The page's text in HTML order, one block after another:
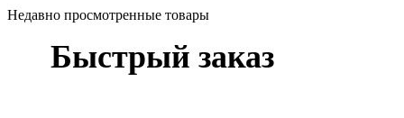
Недавно просмотренные товары
Быстрый заказ